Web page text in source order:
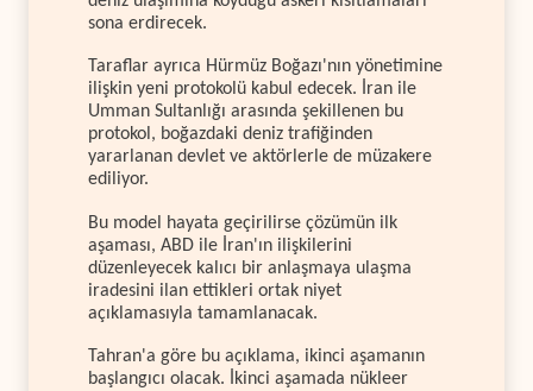
sona erdirecek.
Taraflar ayrıca Hürmüz Boğazı'nın yönetimine
ilişkin yeni protokolü kabul edecek. İran ile
Umman Sultanlığı arasında şekillenen bu
protokol, boğazdaki deniz trafiğinden
yararlanan devlet ve aktörlerle de müzakere
ediliyor.
Bu model hayata geçirilirse çözümün ilk
aşaması, ABD ile İran'ın ilişkilerini
düzenleyecek kalıcı bir anlaşmaya ulaşma
iradesini ilan ettikleri ortak niyet
açıklamasıyla tamamlanacak.
Tahran'a göre bu açıklama, ikinci aşamanın
başlangıcı olacak. İkinci aşamada nükleer